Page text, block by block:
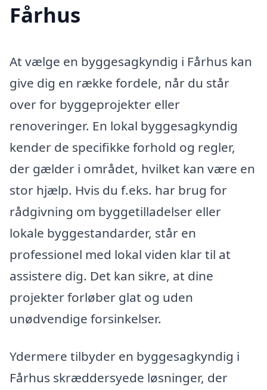
Fårhus
At vælge en byggesagkyndig i Fårhus kan
give dig en række fordele, når du står
over for byggeprojekter eller
renoveringer. En lokal byggesagkyndig
kender de specifikke forhold og regler,
der gælder i området, hvilket kan være en
stor hjælp. Hvis du f.eks. har brug for
rådgivning om byggetilladelser eller
lokale byggestandarder, står en
professionel med lokal viden klar til at
assistere dig. Det kan sikre, at dine
projekter forløber glat og uden
unødvendige forsinkelser.
Ydermere tilbyder en byggesagkyndig i
Fårhus skræddersyede løsninger, der